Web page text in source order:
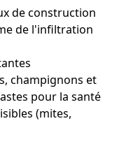
de construction
de l'infiltration
champignons et
pour la santé
(mites,